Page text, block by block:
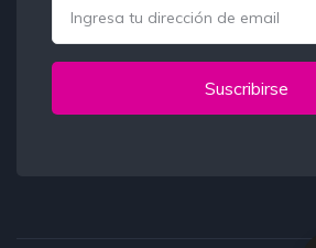
Suscribirse